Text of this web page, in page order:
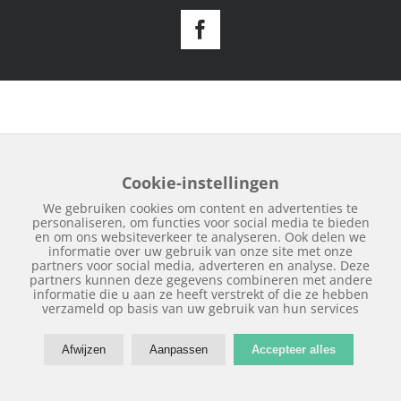
Facebook
Cookie-instellingen
We gebruiken cookies om content en advertenties te
personaliseren, om functies voor social media te bieden
en om ons websiteverkeer te analyseren. Ook delen we
informatie over uw gebruik van onze site met onze
partners voor social media, adverteren en analyse. Deze
partners kunnen deze gegevens combineren met andere
informatie die u aan ze heeft verstrekt of die ze hebben
verzameld op basis van uw gebruik van hun services
Afwijzen Aanpassen Accepteer alles